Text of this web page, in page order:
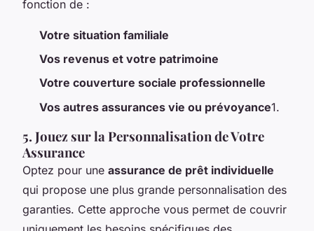
fonction de :
Votre situation familiale
Vos revenus et votre patrimoine
Votre couverture sociale professionnelle
Vos autres assurances vie ou prévoyance1.
5. Jouez sur la Personnalisation de Votre
Assurance
Optez pour une assurance de prêt individuelle
qui propose une plus grande personnalisation des
garanties. Cette approche vous permet de couvrir